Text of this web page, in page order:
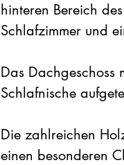
hinteren Bereich
Schlafzimmer und
Das
Schlafnische
Die zahlreichen
einen besonderen